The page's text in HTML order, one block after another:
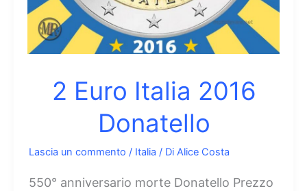
2 Euro Italia 2016
Donatello
Lascia un commento / Italia / Di Alice Costa
550° anniversario morte Donatello Prezzo